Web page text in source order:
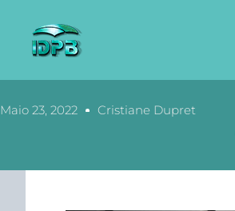
Maio 23, 2022 Cristiane Dupret